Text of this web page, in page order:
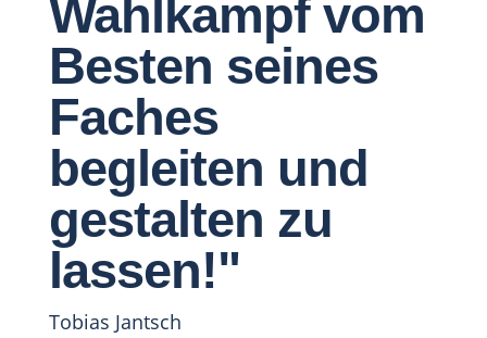
Wahlkampf vom
Besten seines
Faches
begleiten und
gestalten zu
lassen!"
Tobias Jantsch